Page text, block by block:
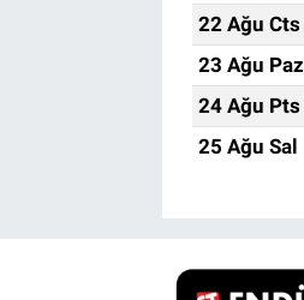
22 Ağu Cts
23 Ağu Paz
24 Ağu Pts
25 Ağu Sal